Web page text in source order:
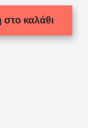
καλάθι